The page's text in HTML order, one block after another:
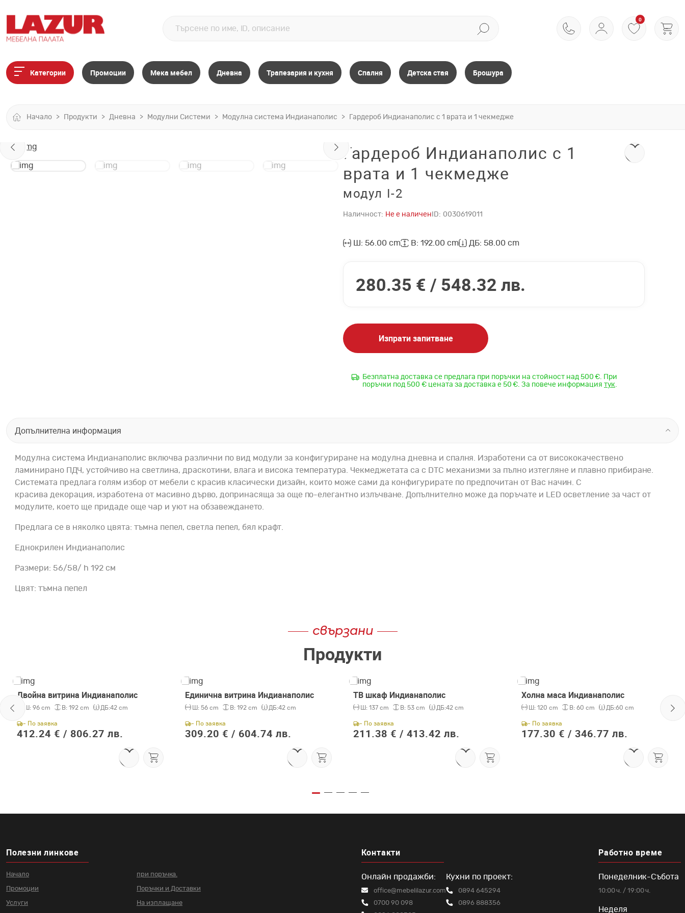
0
Категории Промоции Мека мебел Дневна Трапезария и кухня Спалня Детска стая Брошура
Начало Продукти Дневна Модулни Системи Модулна система Индианаполис Гардероб Индианаполис с 1 врата и 1 чекмедже
Гардероб Индианаполис с 1
врата и 1 чекмедже
модул I-2
Наличност: Не е наличен ID: 0030619011
Ш: 56.00 cm В: 192.00 cm ДБ: 58.00 cm
280.35 € / 548.32 лв.
Изпрати запитване
Безплатна доставка се предлага при поръчки на стойност над 500 €. При
поръчки под 500 € цената за доставка е 50 €. За повече информация тук.
Допълнителна информация
Модулна система Индианаполис включва различни по вид модули за конфигуриране на модулна дневна и спалня. Изработени са от висококачествено
ламинирано ПДЧ, устойчиво на светлина, драскотини, влага и висока температура. Чекмеджетата са с DTC механизми за пълно изтегляне и плавно прибиране.
Системата предлага голям избор от мебели с красив класически дизайн, които може сами да конфигурирате по предпочитан от Вас начин. С
красива декорация, изработена от масивно дърво, допринасяща за още по-елегантно излъчване. Допълнително може да поръчате и LED осветление за част от
модулите, което ще придаде още чар и уют на обзавеждането.
Предлага се в няколко цвята: тъмна пепел, светла пепел, бял крафт.
Еднокрилен Индианаполис
Размери: 56/58/ h 192 см
Цвят: тъмна пепел
свързани
Продукти
Двойна витрина Индианаполис
Ш: 96 cm В: 192 cm ДБ:42 cm
- По заявка
412.24 € / 806.27 лв.
Единична витрина Индианаполис
Ш: 56 cm В: 192 cm ДБ:42 cm
- По заявка
309.20 € / 604.74 лв.
ТВ шкаф Индианаполис
Ш: 137 cm В: 53 cm ДБ:42 cm
- По заявка
211.38 € / 413.42 лв.
Холна маса Индианаполис
Ш: 120 cm В: 60 cm ДБ:60 cm
- По заявка
177.30 € / 346.77 лв.
Полезни линкове
Начало
Промоции
Услуги
при поръчка.
Поръчки и Доставки
На изплащане
Контакти
Онлайн продажби:
office@mebelilazur.com
0700 90 098
Кухни по проект:
0894 645294
0896 888356
Работно време
Понеделник-Събота
10:00 ч. / 19:00 ч.
Неделя